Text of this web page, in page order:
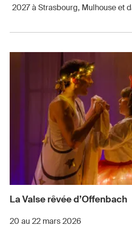
2027 à Strasbourg, Mulhouse et
La Valse rêvée d’Offenbach
20 au 22 mars 2026